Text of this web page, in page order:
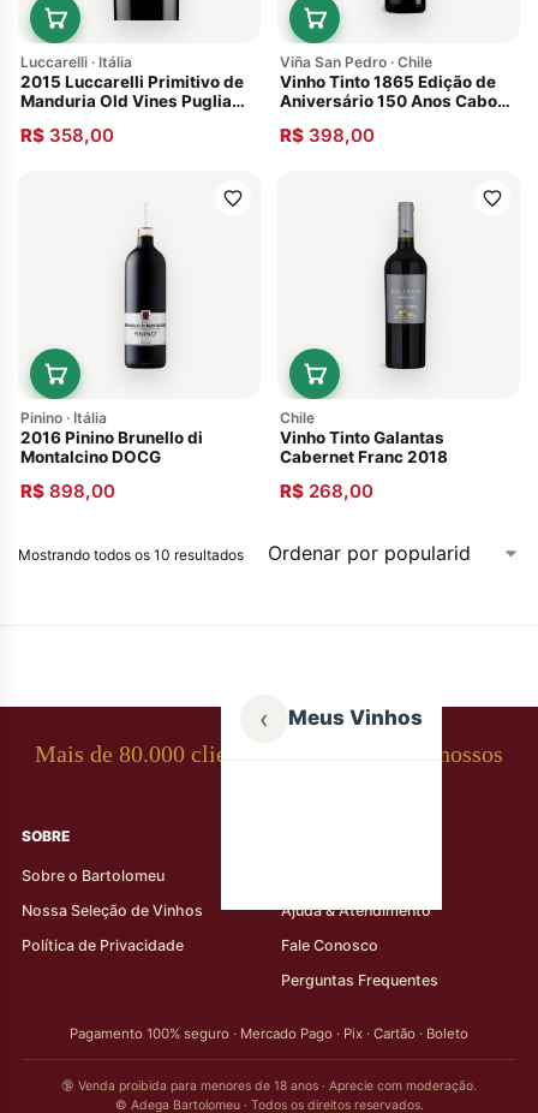
Luccarelli · Itália
2015 Luccarelli Primitivo de
Manduria Old Vines Puglia
R$ 358,00
Viña San Pedro · Chile
Vinho Tinto 1865 Edição de
Aniversário 150 Anos Cabo
R$ 398,00
Pinino · Itália
2016 Pinino Brunello di
Montalcino DOCG
R$ 898,00
Chile
Vinho Tinto Galantas
Cabernet Franc 2018
R$ 268,00
Mostrando todos os 10 resultados
‹ Meus Vinhos
Mais de 80.000 clientes apaixonados por nossos
SOBRE
Sobre o Bartolomeu
Nossa Seleção de Vinhos
Política de Privacidade
Ajuda & Atendimento
Fale Conosco
Perguntas Frequentes
Pagamento 100% seguro · Mercado Pago · Pix · Cartão · Boleto
🔞 Venda proibida para menores de 18 anos · Aprecie com moderação.
© Adega Bartolomeu · Todos os direitos reservados.